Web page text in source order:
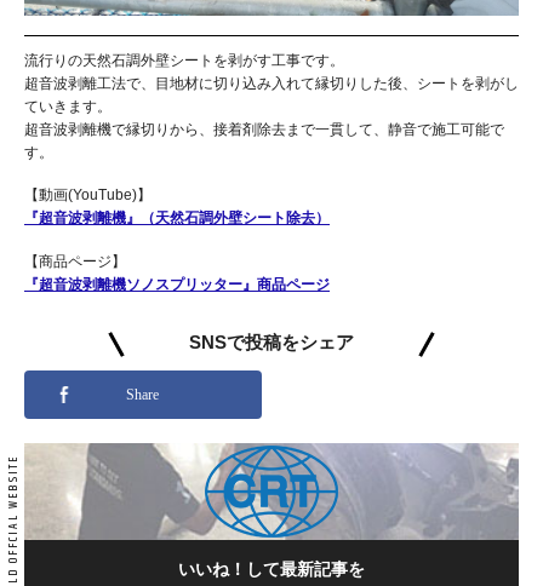
流行りの天然石調外壁シートを剥がす工事です。
超音波剥離工法で、目地材に切り込み入れて縁切りした後、シートを剥がし
ていきます。
超音波剥離機で縁切りから、接着剤除去まで一貫して、静音で施工可能で
す。
【動画(YouTube)】
『超音波剥離機』（天然石調外壁シート除去）
【商品ページ】
『超音波剥離機ソノスプリッター』商品ページ
SNSで投稿をシェア
Share
いいね！して最新記事を